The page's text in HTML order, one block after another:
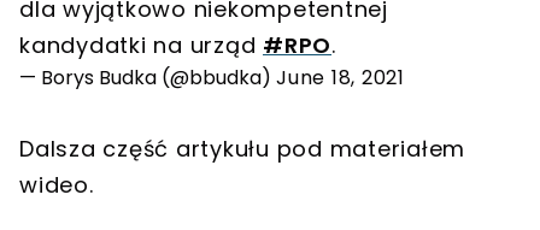
dla wyjątkowo niekompetentnej
kandydatki na urząd #RPO.
— Borys Budka (@bbudka) June 18, 2021
Dalsza część artykułu pod materiałem
wideo.